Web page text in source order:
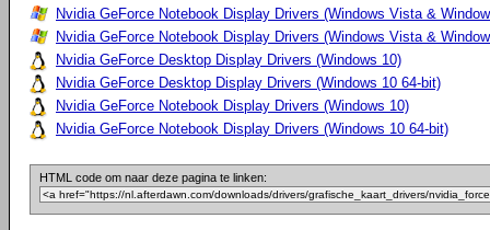
Nvidia GeForce Notebook Display Drivers (Windows Vista &
Nvidia GeForce Notebook Display Drivers (Windows Vista &
Nvidia GeForce Desktop Display Drivers (Windows 10)
Nvidia GeForce Desktop Display Drivers (Windows 10 64-bit)
Nvidia GeForce Notebook Display Drivers (Windows 10)
Nvidia GeForce Notebook Display Drivers (Windows 10 64-bit)
HTML code om naar deze pagina te linken: